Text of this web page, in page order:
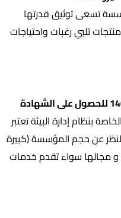
على أي مؤسسة تسعى توثيق قدرتها
تلبي رغبات واحتياجات
جميع متطلبات مواصفة الايزو 14001 الخاصة بنظام إدارة البيئة تعتبر
عن حجم المؤسسة (كبيرة
مجالها سواء تقدم خدمات